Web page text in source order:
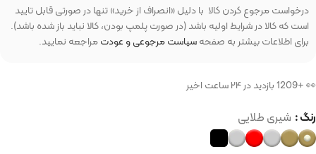
درخواست مرجوع کردن کالا با دلیل «انصراف از خرید» تنها در صورتی قابل تایید
است که کالا در شرایط اولیه باشد (در صورت پلمپ بودن، کالا نباید باز شده باشد).
برای اطلاعات بیشتر به صفحهسیاست مرجوعی و عودتمراجعه نمایید.
👀 +1209 بازدید در ۲۴ ساعت اخیر
رنگ شیری طلایی